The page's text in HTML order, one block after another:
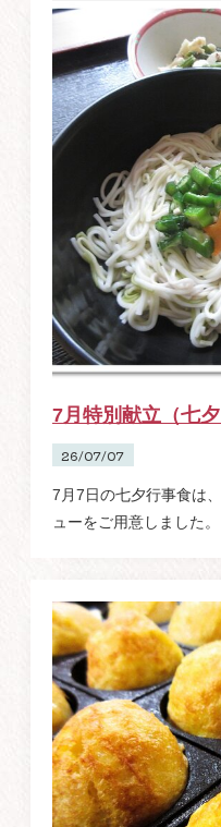
7月特別献立（七
26/07/07
7月7日の七夕行事食は
ューをご用意しました。